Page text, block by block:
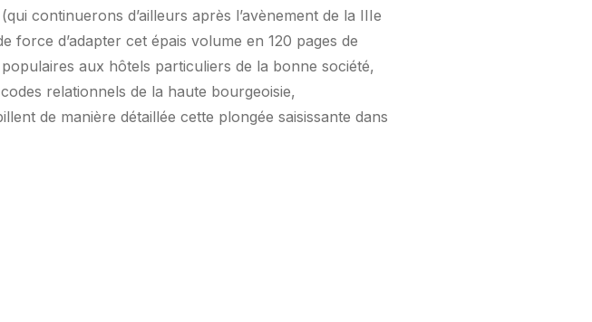
continuerons d’ailleurs après l’avènement de la IIIe
force d’adapter cet épais volume en 120 pages de
aux hôtels particuliers de la bonne société,
relationnels de la haute bourgeoisie,
de manière détaillée cette plongée saisissante dans